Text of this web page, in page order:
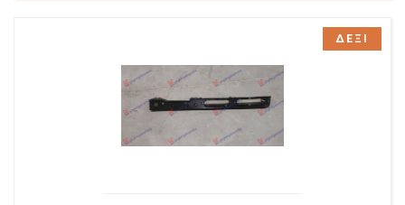
ΔΕΞΙ